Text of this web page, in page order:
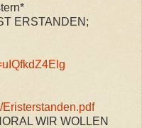
ERSTANDEN;
WIR WOLLEN